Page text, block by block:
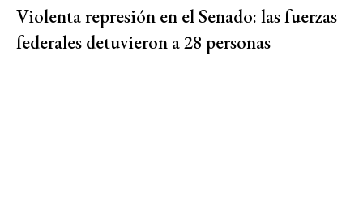
Violenta represión en el Senado: las fuerzas
federales detuvieron a 28 personas